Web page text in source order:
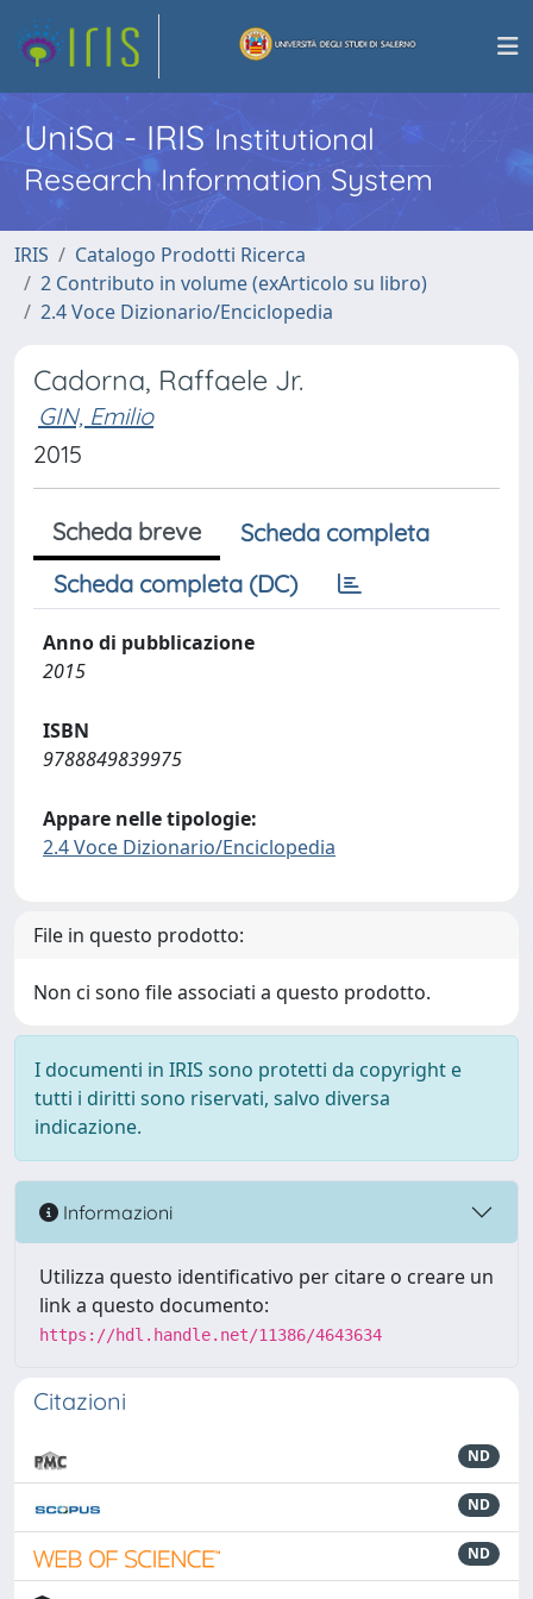
UniSa - IRISInstitutional
Research Information System
IRIS
Catalogo Prodotti Ricerca
2 Contributo in volume (exArticolo su libro)
2.4 Voce Dizionario/Enciclopedia
Cadorna, Raffaele Jr.
GIN, Emilio
2015
Scheda breve
Scheda completa
Scheda completa (DC)
Anno di pubblicazione
2015
ISBN
9788849839975
Appare nelle tipologie:
2.4 Voce Dizionario/Enciclopedia
File in questo prodotto:
Non ci sono file associati a questo prodotto.
I documenti in IRIS sono protetti da copyright e
tutti i diritti sono riservati, salvo diversa
indicazione.
Informazioni
Utilizza questo identificativo per citare o creare un
link a questo documento:
https://hdl.handle.net/11386/4643634
Citazioni
ND
ND
ND